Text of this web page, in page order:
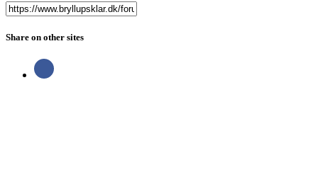
Share on other sites